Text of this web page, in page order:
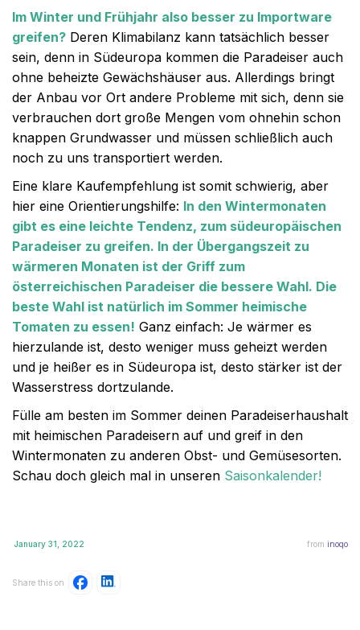
Im Winter und Frühjahr also besser zu Importware
greifen? Deren Klimabilanz kann tatsächlich besser
sein, denn in Südeuropa kommen die Paradeiser auch
ohne beheizte Gewächshäuser aus. Allerdings bringt
der Anbau vor Ort andere Probleme mit sich, denn sie
verbrauchen dort große Mengen vom ohnehin schon
knappen Grundwasser und müssen schließlich auch
noch zu uns transportiert werden.
Eine klare Kaufempfehlung ist somit schwierig, aber
hier eine Orientierungshilfe: In den Wintermonaten
gibt es eine leichte Tendenz, zum südeuropäischen
Paradeiser zu greifen. In der Übergangszeit zu
wärmeren Monaten ist der Griff zum
österreichischen Paradeiser die bessere Wahl. Die
beste Wahl ist natürlich im Sommer heimische
Tomaten zu essen! Ganz einfach: Je wärmer es
hierzulande ist, desto weniger muss geheizt werden
und je heißer es in Südeuropa ist, desto stärker ist der
Wasserstress dortzulande.
Fülle am besten im Sommer deinen Paradeiserhaushalt
mit heimischen Paradeisern auf und greif in den
Wintermonaten zu anderen Obst- und Gemüsesorten.
Schau doch gleich mal in unseren Saisonkalender!
January 31, 2022 from inoqo
Share this on